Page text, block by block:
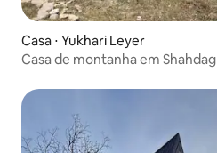
Casa ⋅ Yukhari Leyer
Casa de montanha em Shahdag